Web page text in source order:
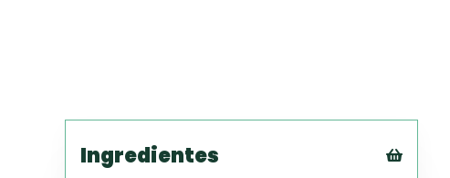
Ingredientes